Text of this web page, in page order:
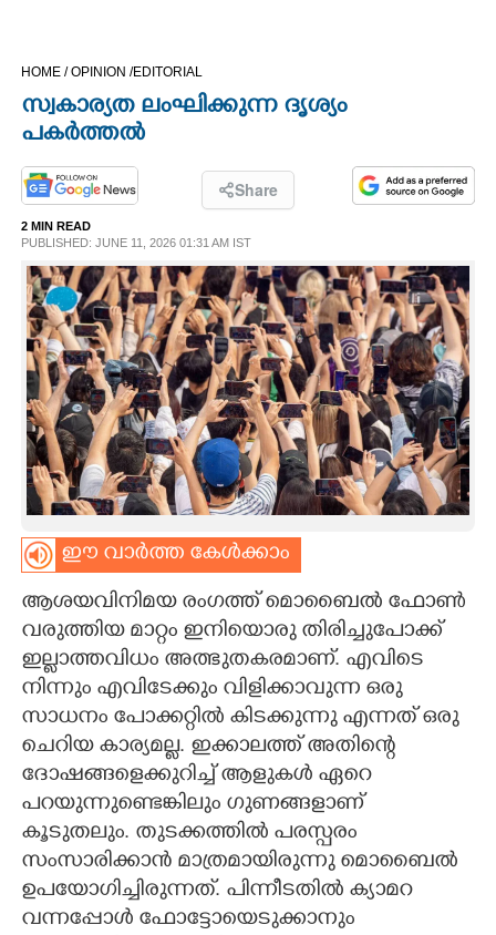
LIFESTYLE
SPIRITUAL
INFO+
ART
ASTRO
CARTOONS
LITERATURE
ZOOM
HOME /OPINION /EDITORIAL
സ്വകാര്യത ലംഘിക്കുന്ന ദൃശ്യം
പകർത്തൽ
Share
2 MIN READ
PUBLISHED: JUNE 11, 2026 01:31 AM IST
ഈ വാർത്ത കേൾക്കാം
ആശയവിനിമയ രംഗത്ത് മൊബൈൽ ഫോൺ
വരുത്തിയ മാറ്റം ഇനിയൊരു തിരിച്ചുപോക്ക്
ഇല്ലാത്തവിധം അത്ഭുതകരമാണ്. എവിടെ
നിന്നും എവിടേക്കും വിളിക്കാവുന്ന ഒരു
സാധനം പോക്കറ്റിൽ കിടക്കുന്നു എന്നത് ഒരു
ചെറിയ കാര്യമല്ല. ഇക്കാലത്ത് അതിന്റെ
ദോഷങ്ങളെക്കുറിച്ച് ആളുകൾ ഏറെ
പറയുന്നുണ്ടെങ്കിലും ഗുണങ്ങളാണ്
കൂടുതലും. തുടക്കത്തിൽ പരസ്പരം
സംസാരിക്കാൻ മാത്രമായിരുന്നു മൊബൈൽ
ഉപയോഗിച്ചിരുന്നത്. പിന്നീടതിൽ ക്യാമറ
വന്നപ്പോൾ ഫോട്ടോയെടുക്കാനും